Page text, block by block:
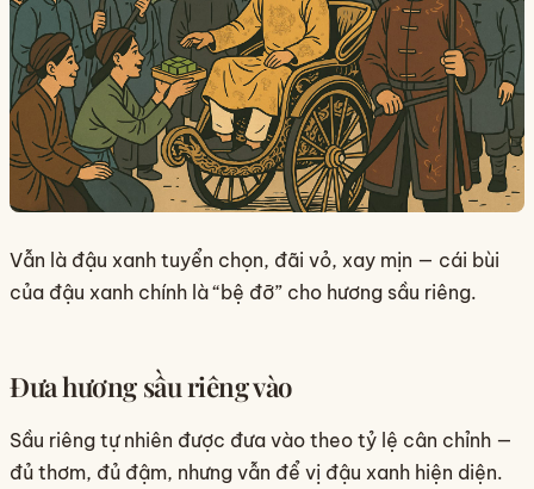
Vẫn là đậu xanh tuyển chọn, đãi vỏ, xay mịn — cái bùi
của đậu xanh chính là “bệ đỡ” cho hương sầu riêng.
Đưa hương sầu riêng vào
Sầu riêng tự nhiên được đưa vào theo tỷ lệ cân chỉnh —
đủ thơm, đủ đậm, nhưng vẫn để vị đậu xanh hiện diện.